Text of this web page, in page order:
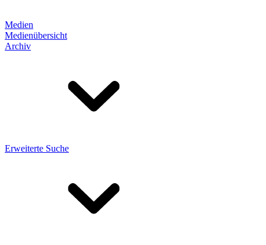
Medien
Medienübersicht
Archiv
Erweiterte Suche